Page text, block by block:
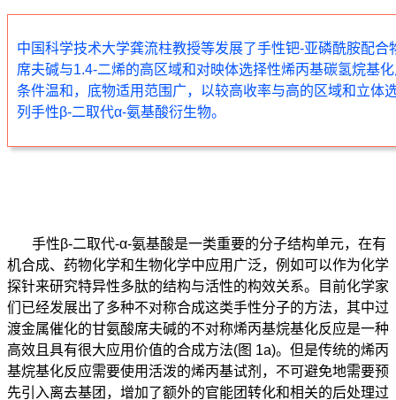
中国科学技术大学龚流柱教授等发展了手性钯-亚磷酰胺配合
席夫碱与1.4-二烯的高区域和对映体选择性烯丙基碳氢烷基
条件温和，底物适用范围广，以较高收率与高的区域和立体
列手性β-二取代α-氨基酸衍生物。
手性β-二取代-α-氨基酸是一类重要的分子结构单元，在有
机合成、药物化学和生物化学中应用广泛，例如可以作为化学
探针来研究特异性多肽的结构与活性的构效关系。目前化学家
们已经发展出了多种不对称合成这类手性分子的方法，其中过
渡金属催化的甘氨酸席夫碱的不对称烯丙基烷基化反应是一种
高效且具有很大应用价值的合成方法(图 1a)。但是传统的烯丙
基烷基化反应需要使用活泼的烯丙基试剂，不可避免地需要预
先引入离去基团，增加了额外的官能团转化和相关的后处理过